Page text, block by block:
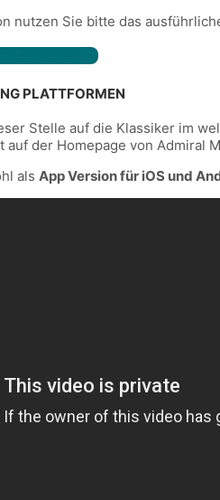
nutzen Sie bitte das
PLATTFORMEN
Stelle auf die Klassiker im
auf der Homepage von Admiral
als App Version für iOS und